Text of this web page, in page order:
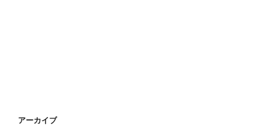
アーカイブ